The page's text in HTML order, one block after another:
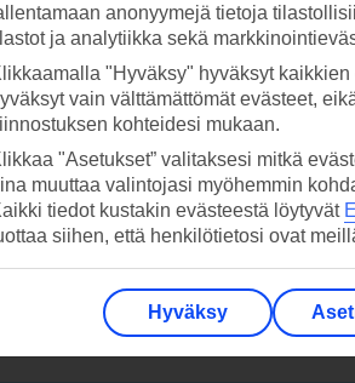
palvelee veneilijöitä. Kannattaa tsekata
anonyymejä tietoja
ja analytiikka sekä
"Hyväksy" hyväksyt
vain välttämättömät evästeet,
kohteidesi mukaan.
"Asetukset” valitaksesi mitkä
muuttaa valintojasi myöhemmin
tiedot kustakin evästeestä löytyvät
siihen, että henkilötietosi ovat
Hyväksy